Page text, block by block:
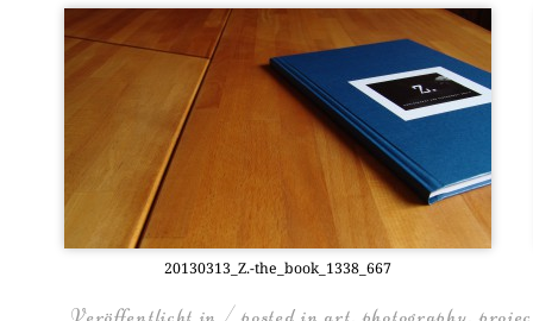
20130313_Z.-the_book_1338_667